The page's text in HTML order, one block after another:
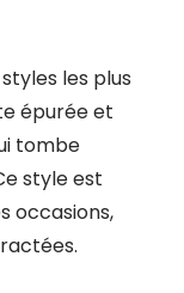
les plus
épurée et
tombe
style est
occasions,